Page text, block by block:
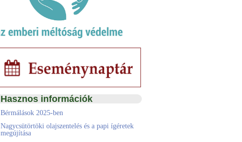
Hasznos információk
Bérmálások 2025-ben
Nagycsütörtöki olajszentelés és a papi ígéretek
megújítása